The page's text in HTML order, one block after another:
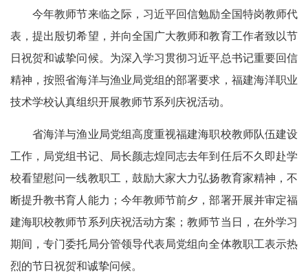
今年教师节来临之际，习近平回信勉励全国特岗教师代
表，提出殷切希望，并向全国广大教师和教育工作者致以节
日祝贺和诚挚问候。为深入学习贯彻习近平总书记重要回信
精神，按照省海洋与渔业局党组的部署要求，福建海洋职业
技术学校认真组织开展教师节系列庆祝活动。
省海洋与渔业局党组高度重视福建海职校教师队伍建设
工作，局党组书记、局长颜志煌同志去年到任后不久即赴学
校看望慰问一线教职工，鼓励大家大力弘扬教育家精神，不
断提升教书育人能力；今年教师节前夕，部署开展并审定福
建海职校教师节系列庆祝活动方案；教师节当日，在外学习
期间，专门委托局分管领导代表局党组向全体教职工表示热
烈的节日祝贺和诚挚问候。